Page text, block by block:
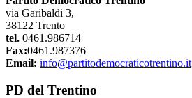
via Garibaldi 3,
38122 Trento
tel. 0461.986714
Fax:0461.987376
Email: info@partitodemocraticotrentino.it
PD del Trentino